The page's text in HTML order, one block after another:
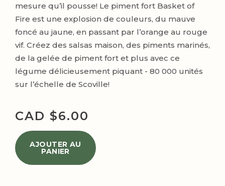
mesure qu’il pousse! Le piment fort Basket of
Fire est une explosion de couleurs, du mauve
foncé au jaune, en passant par l’orange au rouge
vif. Créez des salsas maison, des piments marinés,
de la gelée de piment fort et plus avec ce
légume délicieusement piquant - 80 000 unités
sur l’échelle de Scoville!
CAD $6.00
AJOUTER AU
PANIER